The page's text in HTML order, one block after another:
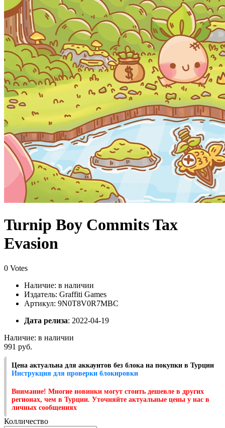
Turnip Boy Commits Tax
Evasion
0 Votes
Наличие: в наличии
Издатель: Graffiti Games
Артикул: 9N0T8V0R7MBC
Дата релиза: 2022-04-19
Наличие: в наличии
991 руб.
Цена актуальна для аккаунтов без блока на покупки в Турции
Инструкция для проверки блокировки
Внимание! Многие новинки могут стоить дешевле в других
регионах, чем в Турции. Уточняйте актуальные цены у нас в
личных сообщениях
Колличество